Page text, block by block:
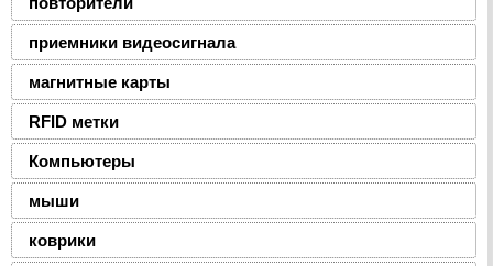
приемники видеосигнала
магнитные карты
RFID метки
Компьютеры
мыши
коврики